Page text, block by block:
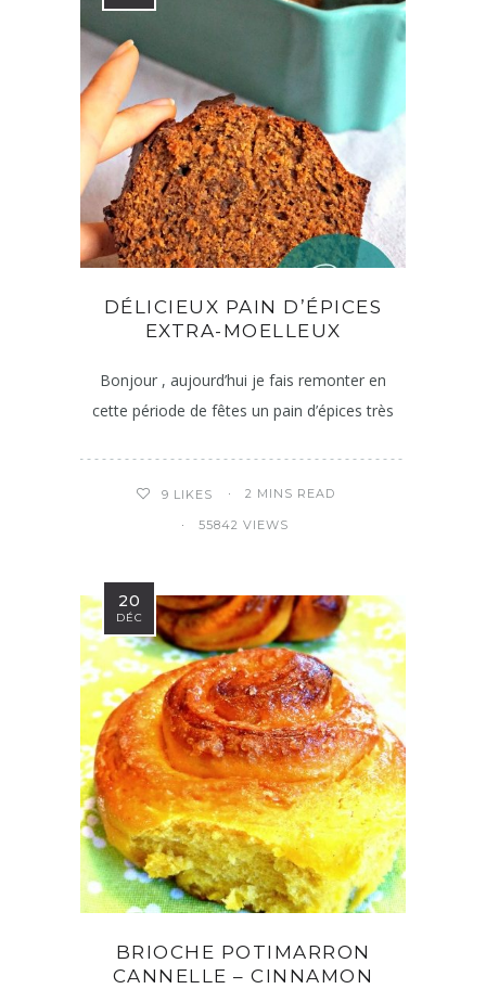
DÉLICIEUX PAIN D’ÉPICES
EXTRA-MOELLEUX
Bonjour , aujourd’hui je fais remonter en
cette période de fêtes un pain d’épices très
9 LIKES 2 MINS READ
55842 VIEWS
20
DÉC
BRIOCHE POTIMARRON
CANNELLE – CINNAMON